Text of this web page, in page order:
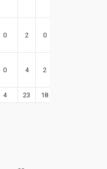
0 2 0
0 4 2
4 23 18